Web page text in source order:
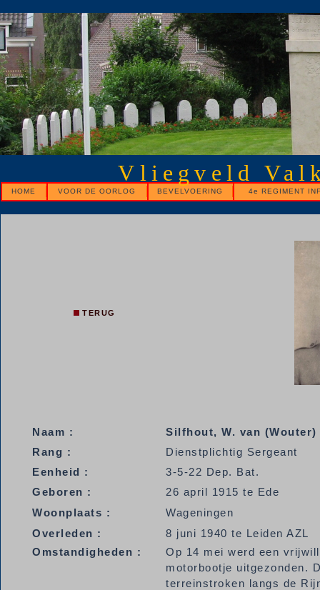
Vliegveld
HOME VOOR DE OORLOG BEVELVOERING 4e REGIMENT
TERUG
Naam :
Silfhout, W. van (Wouter)
Rang :
Dienstplichtig Sergeant
Eenheid :
3-5-22 Dep. Bat.
Geboren :
26 april 1915 te Ede
Woonplaats :
Wageningen
Overleden :
8 juni 1940 te Leiden AZL
Omstandigheden :
Op 14 mei werd een
motorbootje uitgezonden.
terreinstroken langs de